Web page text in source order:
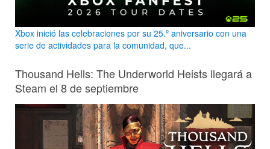
Xbox inició las celebraciones por su 25.º aniversario con una
serie de actividades para la comunidad, que...
Thousand Hells: The Underworld Heists llegará a
Steam el 8 de septiembre